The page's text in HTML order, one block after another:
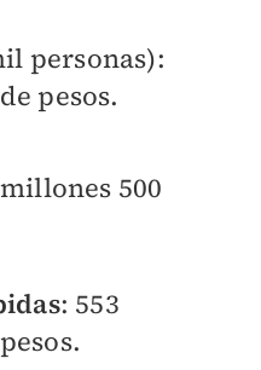
personas):
pesos.
500
: 553